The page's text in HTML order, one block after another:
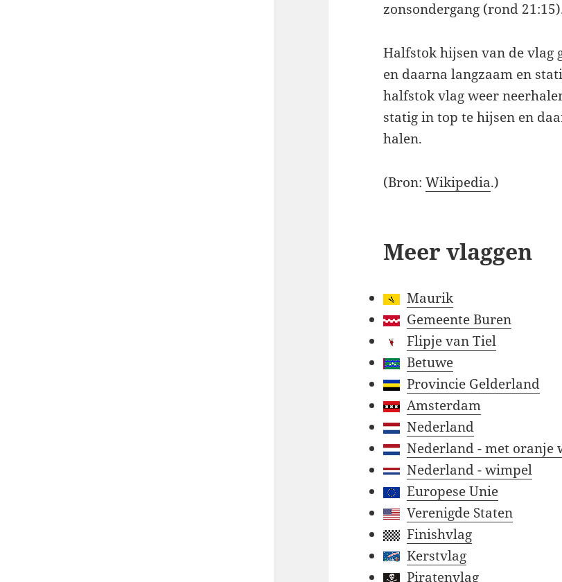
zonsondergang (rond
Halfstok hijsen van de vlag
en daarna langzaam en
halfstok vlag weer
statig in top te hijsen en
halen.
(Bron:Wikipedia.)
Meer vlaggen
Maurik
Gemeente Buren
Flipje van Tiel
Betuwe
Provincie Gelderland
Amsterdam
Nederland
Nederland - met oranje
Nederland - wimpel
Europese Unie
Verenigde Staten
Finishvlag
Kerstvlag
Piratenvlag